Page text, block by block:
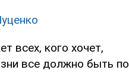
всех, кого хочет,
все должно быть по